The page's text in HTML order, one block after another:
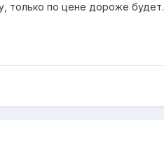
только по цене дороже будет.